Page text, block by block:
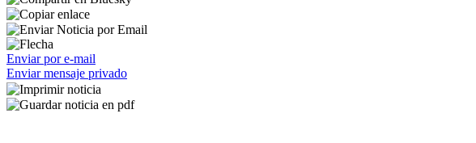
Enviar por e-mail
Enviar mensaje privado